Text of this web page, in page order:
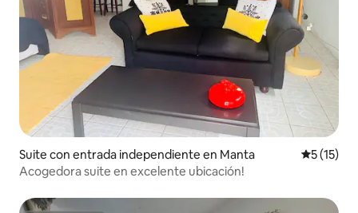
Suite con entrada independiente en Manta
5 (15)
Acogedora suite en excelente ubicación!